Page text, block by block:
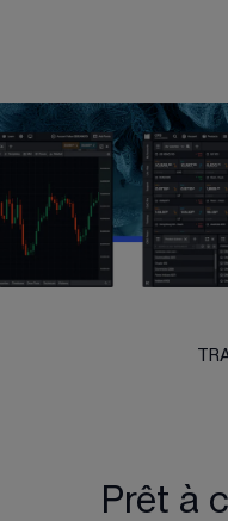
Prêt à